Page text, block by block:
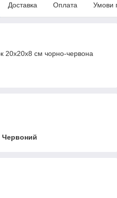
Доставка Оплата Умови
20х20х8 см чорно-червона
Червоний